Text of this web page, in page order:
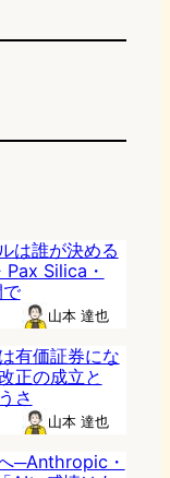
は誰が決める
Silica・
山本 達也
有価証券にな
正の成立と
さ
山本 達也
─Anthropic・